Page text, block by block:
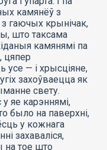
камянёў з
гаючых крынічак,
што таксама
камянямі па
цяпер
усе — і хрысціяне,
захоўваецца як
свету.
яе карэннямі,
было на паверхні,
у кожнага
захаваліся,
на тое што